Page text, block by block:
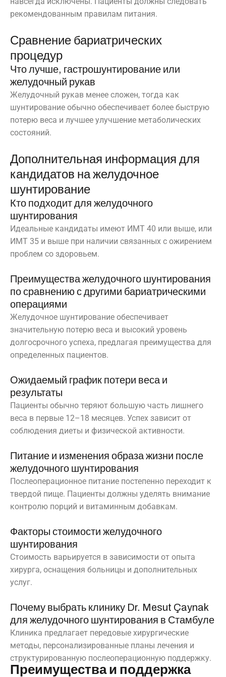
рекомендованным правилам питания.
Сравнение бариатрических
процедур
Что лучше, гастрошунтирование или
желудочный рукав
Желудочный рукав менее сложен, тогда как
шунтирование обычно обеспечивает более быструю
потерю веса и лучшее улучшение метаболических
состояний.
Дополнительная информация для
кандидатов на желудочное
шунтирование
Кто подходит для желудочного
шунтирования
Идеальные кандидаты имеют ИМТ 40 или выше, или
ИМТ 35 и выше при наличии связанных с ожирением
проблем со здоровьем.
Преимущества желудочного шунтирования
по сравнению с другими бариатрическими
операциями
Желудочное шунтирование обеспечивает
значительную потерю веса и высокий уровень
долгосрочного успеха, предлагая преимущества для
определенных пациентов.
Ожидаемый график потери веса и
результаты
Пациенты обычно теряют большую часть лишнего
веса в первые 12–18 месяцев. Успех зависит от
соблюдения диеты и физической активности.
Питание и изменения образа жизни после
желудочного шунтирования
Послеоперационное питание постепенно переходит к
твердой пище. Пациенты должны уделять внимание
контролю порций и витаминным добавкам.
Факторы стоимости желудочного
шунтирования
Стоимость варьируется в зависимости от опыта
хирурга, оснащения больницы и дополнительных
услуг.
Почему выбрать клинику Dr. Mesut Çaynak
для желудочного шунтирования в Стамбуле
Клиника предлагает передовые хирургические
методы, персонализированные планы лечения и
структурированную послеоперационную поддержку.
Преимущества и поддержка